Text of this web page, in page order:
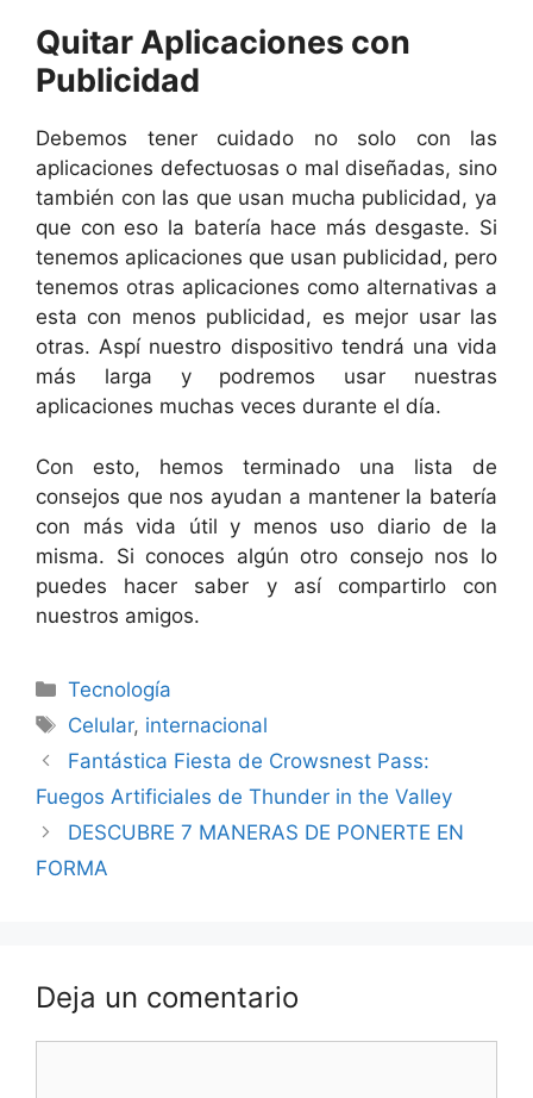
Quitar Aplicaciones con
Publicidad
Debemos tener cuidado no solo con las
aplicaciones defectuosas o mal diseñadas, sino
también con las que usan mucha publicidad, ya
que con eso la batería hace más desgaste. Si
tenemos aplicaciones que usan publicidad, pero
tenemos otras aplicaciones como alternativas a
esta con menos publicidad, es mejor usar las
otras. Aspí nuestro dispositivo tendrá una vida
más larga y podremos usar nuestras
aplicaciones muchas veces durante el día.
Con esto, hemos terminado una lista de
consejos que nos ayudan a mantener la batería
con más vida útil y menos uso diario de la
misma. Si conoces algún otro consejo nos lo
puedes hacer saber y así compartirlo con
nuestros amigos.
Categorías
Tecnología
Etiquetas
Celular, internacional
Fantástica Fiesta de Crowsnest Pass:
Fuegos Artificiales de Thunder in the Valley
DESCUBRE 7 MANERAS DE PONERTE EN
FORMA
Deja un comentario